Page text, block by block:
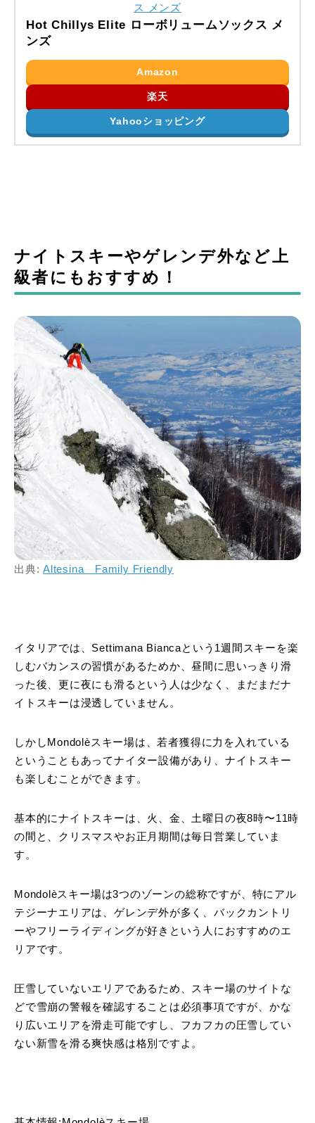
Hot Chillys Elite ローボリュームソックス メ
ンズ
Amazon
楽天
Yahooショッピング
ナイトスキーやゲレンデ外など上
級者にもおすすめ！
出典:Altesina Family Friendly
イタリアでは、Settimana Biancaという1週間スキーを楽
しむバカンスの習慣があるためか、昼間に思いっきり滑
った後、更に夜にも滑るという人は少なく、まだまだナ
イトスキーは浸透していません。
しかしMondolèスキー場は、若者獲得に力を入れている
ということもあってナイター設備があり、ナイトスキー
も楽しむことができます。
基本的にナイトスキーは、火、金、土曜日の夜8時〜11時
の間と、クリスマスやお正月期間は毎日営業していま
す。
Mondolèスキー場は3つのゾーンの総称ですが、特にアル
テジーナエリアは、ゲレンデ外が多く、バックカントリ
ーやフリーライディングが好きという人におすすめのエ
リアです。
圧雪していないエリアであるため、スキー場のサイトな
どで雪崩の警報を確認することは必須事項ですが、かな
り広いエリアを滑走可能ですし、フカフカの圧雪してい
ない新雪を滑る爽快感は格別ですよ。